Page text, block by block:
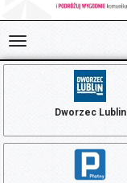
Dworzec Lublin